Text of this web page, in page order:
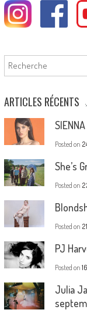
Rechercher
ARTICLES RÉCENTS
Posted on
She’s
Posted on
Posted on
PJ
Posted on
Julia